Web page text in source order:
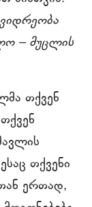
– მუცლის
თქვენ
თქვენი
ერთად,